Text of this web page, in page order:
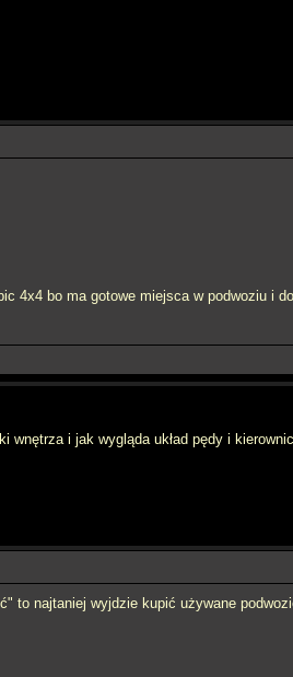
4x4 bo ma gotowe miejsca w podwoziu i
wnętrza i jak wygląda układ pędy i
to najtaniej wyjdzie kupić używane